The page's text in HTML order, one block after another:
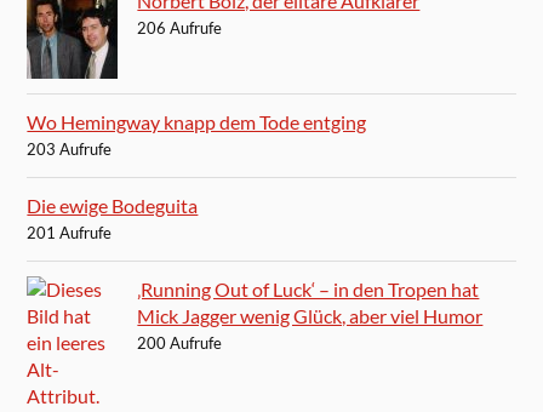
206 Aufrufe
Wo Hemingway knapp dem Tode entging
203 Aufrufe
Die ewige Bodeguita
201 Aufrufe
‚Running Out of Luck‘ – in den Tropen hat
Mick Jagger wenig Glück, aber viel Humor
200 Aufrufe